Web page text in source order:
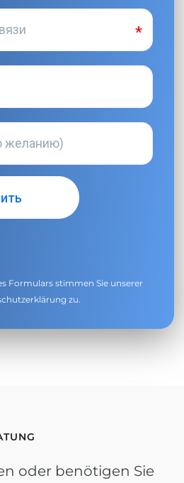
Formulars stimmen Sie unserer
zu.
oder benötigen Sie